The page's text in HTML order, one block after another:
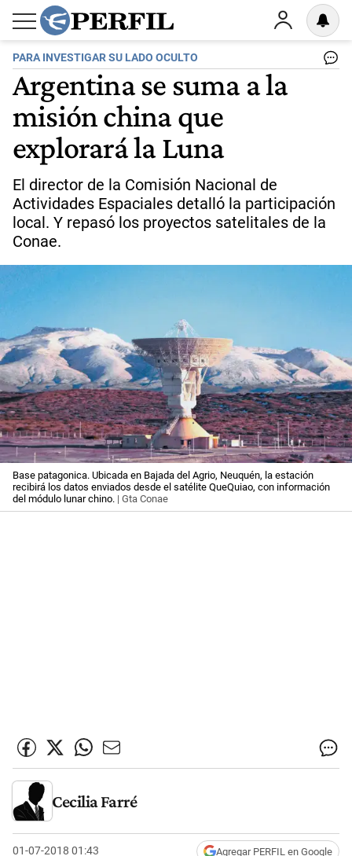
PARA INVESTIGAR SU LADO OCULTO
Argentina se suma a la
misión china que
explorará la Luna
El director de la Comisión Nacional de
Actividades Espaciales detalló la participación
local. Y repasó los proyectos satelitales de la
Conae.
Base patagonica. Ubicada en Bajada del Agrio, Neuquén, la estación
recibirá los datos enviados desde el satélite QueQuiao, con información
del módulo lunar chino. | Gta Conae
Cecilia Farré
01-07-2018 01:43 Agregar PERFIL en Google